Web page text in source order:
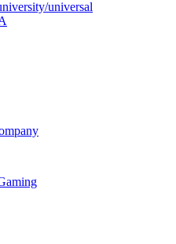
universal